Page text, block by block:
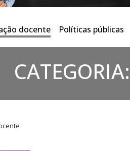
docente Políticas públicas
CATEGORIA: